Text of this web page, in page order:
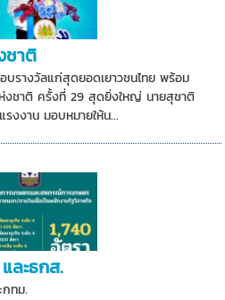
ชาติ
รางวัลแก่สุดยอดเยาวชนไทย พร้อม
งชาติ ครั้งที่ 29 สุดยิ่งใหญ่ นายสุชาติ
งงาน มอบหมายให้น...
ละธกส.
ทม.